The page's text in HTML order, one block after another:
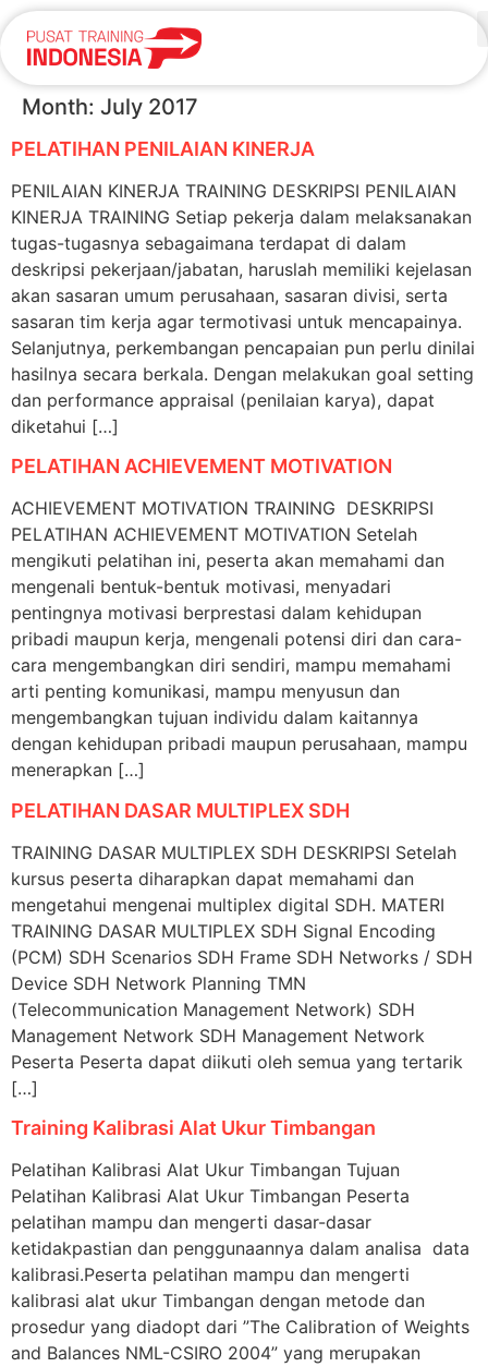
Month: July 2017
PELATIHAN PENILAIAN KINERJA
PENILAIAN KINERJA TRAINING DESKRIPSI PENILAIAN
KINERJA TRAINING Setiap pekerja dalam melaksanakan
tugas-tugasnya sebagaimana terdapat di dalam
deskripsi pekerjaan/jabatan, haruslah memiliki kejelasan
akan sasaran umum perusahaan, sasaran divisi, serta
sasaran tim kerja agar termotivasi untuk mencapainya.
Selanjutnya, perkembangan pencapaian pun perlu dinilai
hasilnya secara berkala. Dengan melakukan goal setting
dan performance appraisal (penilaian karya), dapat
diketahui […]
PELATIHAN ACHIEVEMENT MOTIVATION
ACHIEVEMENT MOTIVATION TRAINING DESKRIPSI
PELATIHAN ACHIEVEMENT MOTIVATION Setelah
mengikuti pelatihan ini, peserta akan memahami dan
mengenali bentuk-bentuk motivasi, menyadari
pentingnya motivasi berprestasi dalam kehidupan
pribadi maupun kerja, mengenali potensi diri dan cara-
cara mengembangkan diri sendiri, mampu memahami
arti penting komunikasi, mampu menyusun dan
mengembangkan tujuan individu dalam kaitannya
dengan kehidupan pribadi maupun perusahaan, mampu
menerapkan […]
PELATIHAN DASAR MULTIPLEX SDH
TRAINING DASAR MULTIPLEX SDH DESKRIPSI Setelah
kursus peserta diharapkan dapat memahami dan
mengetahui mengenai multiplex digital SDH. MATERI
TRAINING DASAR MULTIPLEX SDH Signal Encoding
(PCM) SDH Scenarios SDH Frame SDH Networks / SDH
Device SDH Network Planning TMN
(Telecommunication Management Network) SDH
Management Network SDH Management Network
Peserta Peserta dapat diikuti oleh semua yang tertarik
[…]
Training Kalibrasi Alat Ukur Timbangan
Pelatihan Kalibrasi Alat Ukur Timbangan Tujuan
Pelatihan Kalibrasi Alat Ukur Timbangan Peserta
pelatihan mampu dan mengerti dasar-dasar
ketidakpastian dan penggunaannya dalam analisa data
kalibrasi.Peserta pelatihan mampu dan mengerti
kalibrasi alat ukur Timbangan dengan metode dan
prosedur yang diadopt dari ”The Calibration of Weights
and Balances NML-CSIRO 2004” yang merupakan